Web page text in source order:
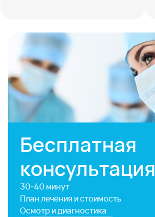
Бесплатная
консультация
30-40 минут
План лечения и стоимость
Осмотр и диагностика